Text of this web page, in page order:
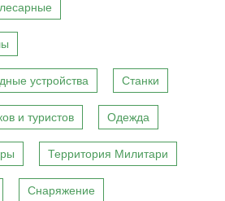
устройства Станки
и туристов Одежда
Территория Милитари
Снаряжение